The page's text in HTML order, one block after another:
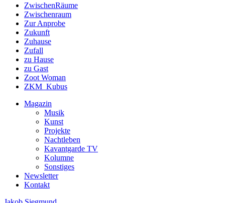
ZwischenRäume
Zwischenraum
Zur Anprobe
Zukunft
Zuhause
Zufall
zu Hause
zu Gast
Zoot Woman
ZKM_Kubus
Magazin
Musik
Kunst
Projekte
Nachtleben
Kavantgarde TV
Kolumne
Sonstiges
Newsletter
Kontakt